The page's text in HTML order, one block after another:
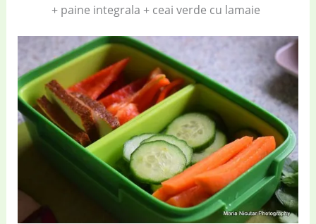
+ paine integrala + ceai verde cu lamaie